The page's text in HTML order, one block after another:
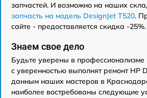
запчастей. И возможно на наших
запчасть на модель DesignJet T520.
сайте - предоставляется скидка -25%.
Знаем свое дело
Будьте уверены в
с уверенностью выполнят ремонт HP
данным наших мастеров в
наиболее востребованы следующие